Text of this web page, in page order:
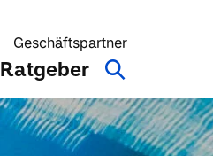
Geschäftspartner
Ratgeber